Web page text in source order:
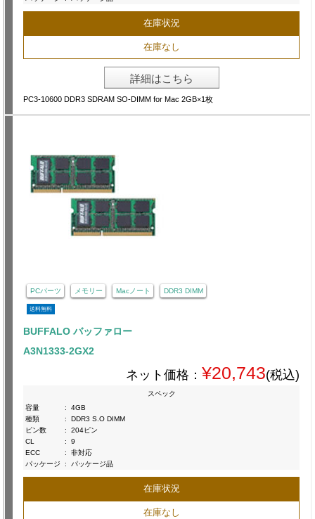
在庫状況
在庫なし
詳細はこちら
PC3-10600 DDR3 SDRAM SO-DIMM for Mac 2GB×1枚
PCパーツ メモリー Macノート DDR3 DIMM
送料無料
BUFFALO バッファロー
A3N1333-2GX2
ネット価格： ¥20,743(税込)
スペック
容量
:
4GB
種類
:
DDR3 S.O DIMM
ピン数
:
204ピン
CL
:
9
ECC
:
非対応
パッケージ
: パッケージ品
在庫状況
在庫なし